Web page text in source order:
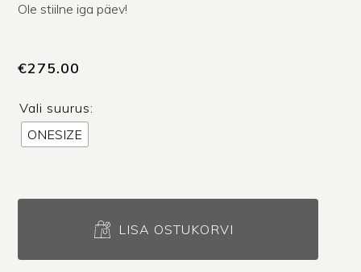
Ole stiilne iga päev!
€275.00
Vali suurus:
ONESIZE
LISA OSTUKORVI